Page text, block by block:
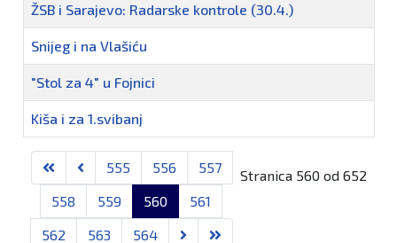
Članci
ŽSB i Sarajevo: Radarske kontrole (30.4.)
Snijeg i na Vlašiću
"Stol za 4" u Fojnici
Kiša i za 1.svibanj
Stranica 560 od 652
555 556
557
558
559 560
561
562
563 564